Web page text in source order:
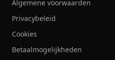
Algemene voorwaarden
Privacybeleid
Cookies
Betaalmogelijkheden